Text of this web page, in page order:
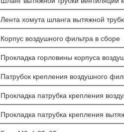
Лента хомута шланга вытяжной
Корпус воздушного фильтра в сборе
Прокладка горловины корпуса
Патрубок крепления воздушного
Прокладка патрубка крепления
Прокладка патрубка крепления